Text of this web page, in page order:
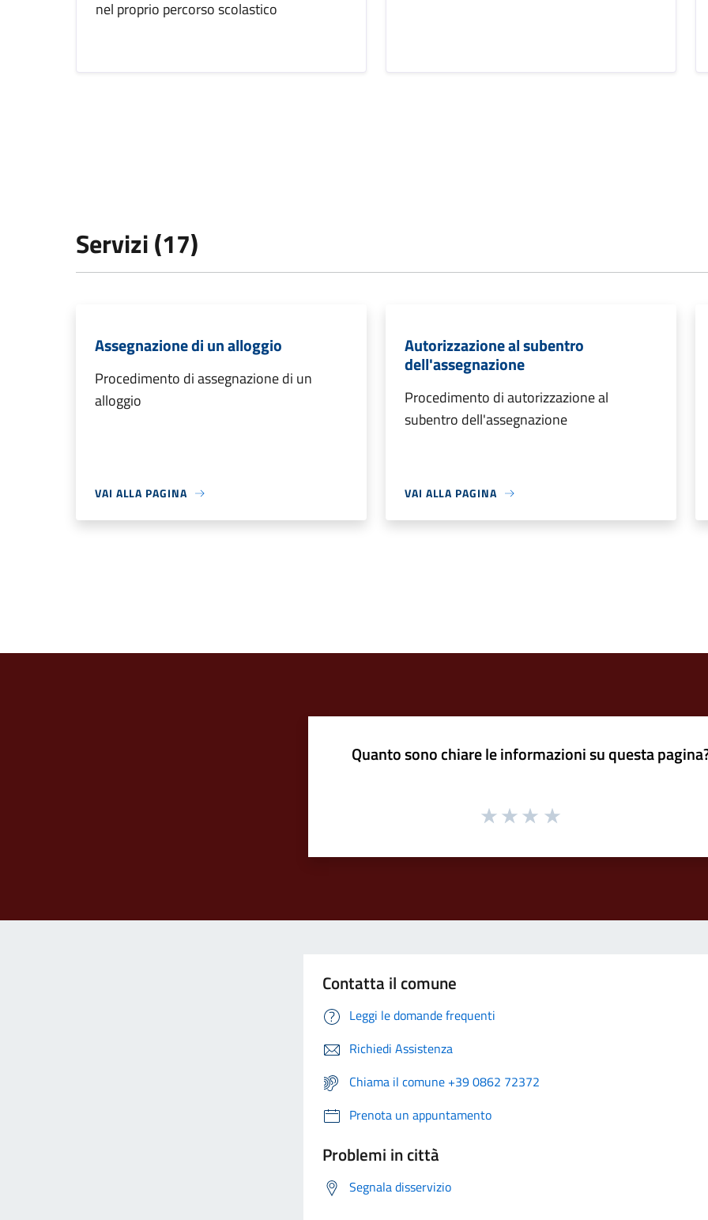
nel proprio percorso scolastico
Servizi (17)
Assegnazione di un alloggio
Procedimento di assegnazione di un
alloggio
VAI ALLA PAGINA
Autorizzazione al subentro
dell'assegnazione
Procedimento di autorizzazione al
subentro dell'assegnazione
VAI ALLA PAGINA
Quanto sono chiare le informazioni su questa
Contatta il comune
Leggi le domande frequenti
Richiedi Assistenza
Chiama il comune +39 0862 72372
Prenota un appuntamento
Problemi in città
Segnala disservizio